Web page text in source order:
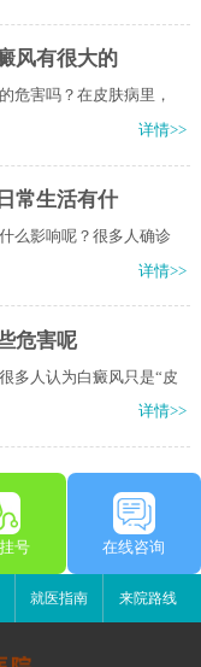
风有很大的
危害吗？在皮肤病里，
详情>>
常生活有什
么影响呢？很多人确诊
详情>>
危害呢
多人认为白癜风只是“皮
详情>>
号 在线咨询
就医指南 来院路线